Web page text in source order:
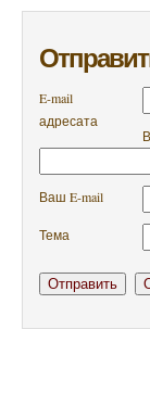
E-mail
адресата
Ваш E-mail
Тема
Отправить